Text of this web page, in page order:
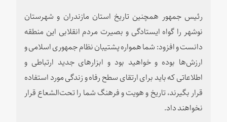
رئیس جمهور همچنین تاریخ استان مازندران و شهرستان
نوشهر را گواه ایستادگی و بصیرت مردم انقلابی این منطقه
دانست و افزود: شما همواره پشتیبان نظام جمهوری اسلامی و
ارزش‌ها بوده و خواهید بود و ابزارهای جدید ارتباطی و
اطلاعاتی که باید برای ارتقای سطح رفاه و زندگی مورد استفاده
قرار بگیرند، تاریخ و هویت و فرهنگ شما را تحت‌الشعاع قرار
نخواهند داد.